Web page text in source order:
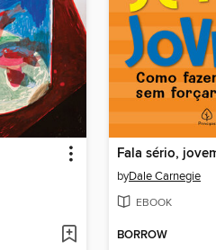
Fala sério,
byDale Carnegie
EBOOK
BORROW